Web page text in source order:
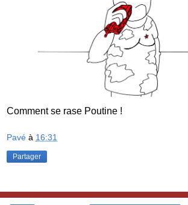
Comment se rase Poutine !
Pavé à 16:31
Partager